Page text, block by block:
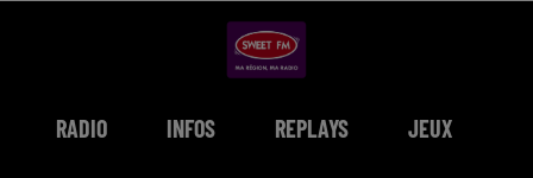
RADIO INFOS REPLAYS JEUX